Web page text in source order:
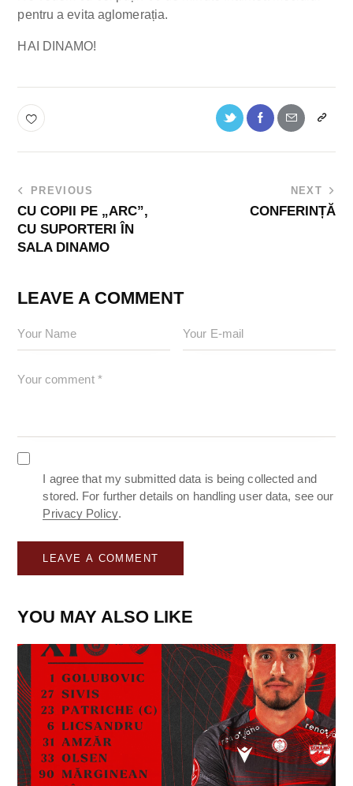
pentru a evita aglomerația.
HAI DINAMO!
PREVIOUS
CU COPII PE „ARC”,
CU SUPORTERI ÎN
SALA DINAMO
NEXT
CONFERINȚĂ
LEAVE A COMMENT
I agree that my submitted data is being collected and
stored. For further details on handling user data, see our
Privacy Policy.
YOU MAY ALSO LIKE